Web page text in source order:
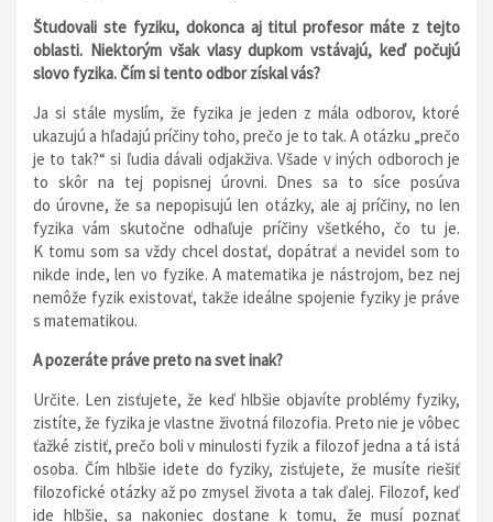
Študovali ste fyziku, dokonca aj titul profesor máte z tejto
oblasti. Niektorým však vlasy dupkom vstávajú, keď počujú
slovo fyzika. Čím si tento odbor získal vás?
Ja si stále myslím, že fyzika je jeden z mála odborov, ktoré
ukazujú a hľadajú príčiny toho, prečo je to tak. A otázku „prečo
je to tak?“ si ľudia dávali odjakživa. Všade v iných odboroch je
to skôr na tej popisnej úrovni. Dnes sa to síce posúva
do úrovne, že sa nepopisujú len otázky, ale aj príčiny, no len
fyzika vám skutočne odhaľuje príčiny všetkého, čo tu je.
K tomu som sa vždy chcel dostať, dopátrať a nevidel som to
nikde inde, len vo fyzike. A matematika je nástrojom, bez nej
nemôže fyzik existovať, takže ideálne spojenie fyziky je práve
s matematikou.
A pozeráte práve preto na svet inak?
Určite. Len zisťujete, že keď hlbšie objavíte problémy fyziky,
zistíte, že fyzika je vlastne životná filozofia. Preto nie je vôbec
ťažké zistiť, prečo boli v minulosti fyzik a filozof jedna a tá istá
osoba. Čím hlbšie idete do fyziky, zisťujete, že musíte riešiť
filozofické otázky až po zmysel života a tak ďalej. Filozof, keď
ide hlbšie, sa nakoniec dostane k tomu, že musí poznať